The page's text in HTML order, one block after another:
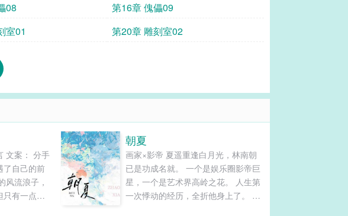
08
第16章 傀儡09
室01 第20章 雕刻室02
文案： 分手
了自己的前
风流浪子，
只有一点
朝夏
画家×影帝 夏遥重逢白月光，林南朝
已是功成名就。 一个是娱乐圈影帝巨
星，一个是艺术界高岭之花。 人生第
一次悸动的经历，全折他身上了。 四